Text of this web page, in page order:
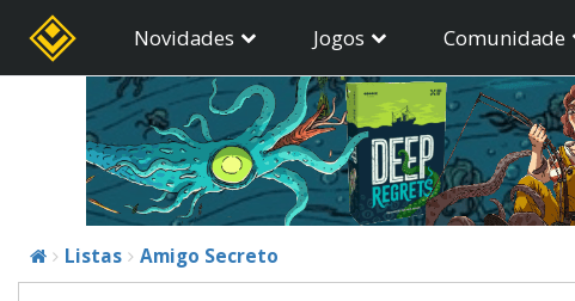
Novidades Jogos Comunidade
Listas Amigo Secreto